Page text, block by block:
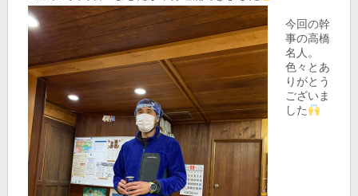
今回の幹
事の高橋
名人。
色々とあ
りがとう
ございま
した